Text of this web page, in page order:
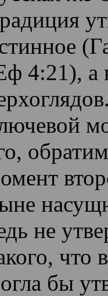
4:21), а
не
что
бы